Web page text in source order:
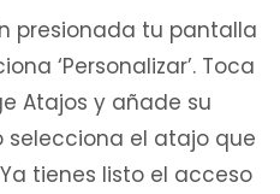
presionada tu pantalla
‘Personalizar’. Toca
Atajos y añade su
selecciona el atajo que
tienes listo el acceso